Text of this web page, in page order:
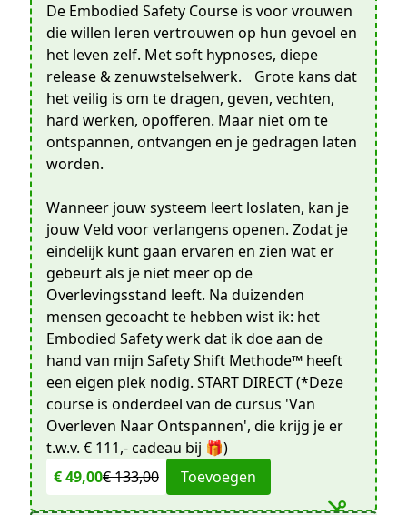
De Embodied Safety Course is voor vrouwen
die willen leren vertrouwen op hun gevoel en
het leven zelf. Met soft hypnoses, diepe
release & zenuwstelselwerk. Grote kans dat
het veilig is om te dragen, geven, vechten,
hard werken, opofferen. Maar niet om te
ontspannen, ontvangen en je gedragen laten
worden.
Wanneer jouw systeem leert loslaten, kan je
jouw Veld voor verlangens openen. Zodat je
eindelijk kunt gaan ervaren en zien wat er
gebeurt als je niet meer op de
Overlevingsstand leeft. Na duizenden
mensen gecoacht te hebben wist ik: het
Embodied Safety werk dat ik doe aan de
hand van mijn Safety Shift Methode™ heeft
een eigen plek nodig. START DIRECT (*Deze
course is onderdeel van de cursus 'Van
Overleven Naar Ontspannen', die krijg je er
t.w.v. € 111,- cadeau bij 🎁)
€ 49,00€ 133,00 Toevoegen